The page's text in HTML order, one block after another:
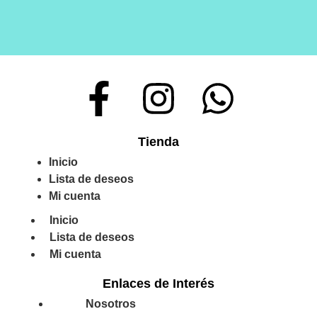
Tienda
Inicio
Lista de deseos
Mi cuenta
Inicio
Lista de deseos
Mi cuenta
Enlaces de Interés
Nosotros